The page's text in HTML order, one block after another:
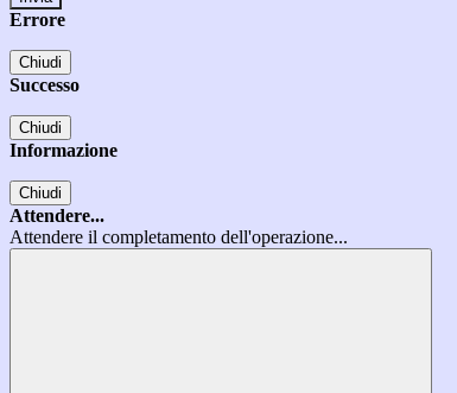
Errore
Chiudi
Successo
Chiudi
Informazione
Chiudi
Attendere...
Attendere il completamento dell'operazione...